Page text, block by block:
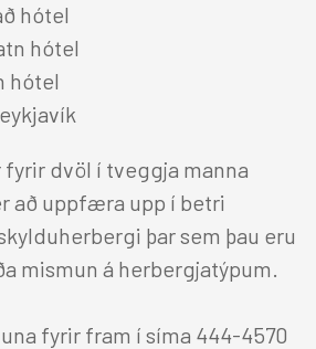
hótel
hótel
hótel
dvöl í tveggja manna
að uppfæra upp í betri
þar sem þau eru
mismun á herbergjatýpum.
fyrir fram í síma 444-4570